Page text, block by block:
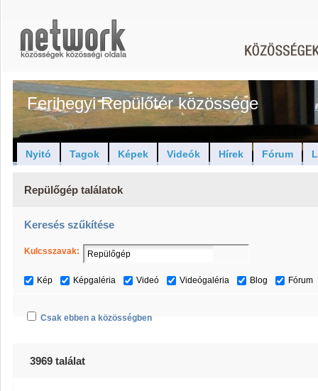
Ferihegyi Repülőtér közössége
Nyitó Tagok Képek Videók Hírek Fórum
Repülőgép találatok
Keresés szűkítése
Kulcsszavak:
Kép Képgaléria Videó Videógaléria Blog Fórum
Csak ebben a közösségben
3969 találat